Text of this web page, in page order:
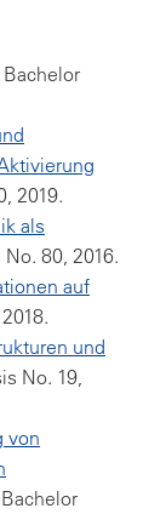
Bachelor
2019.
als
80, 2016.
auf
und
No. 19,
von